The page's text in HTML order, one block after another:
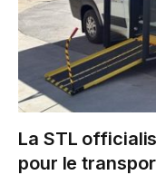
La STL
pour le